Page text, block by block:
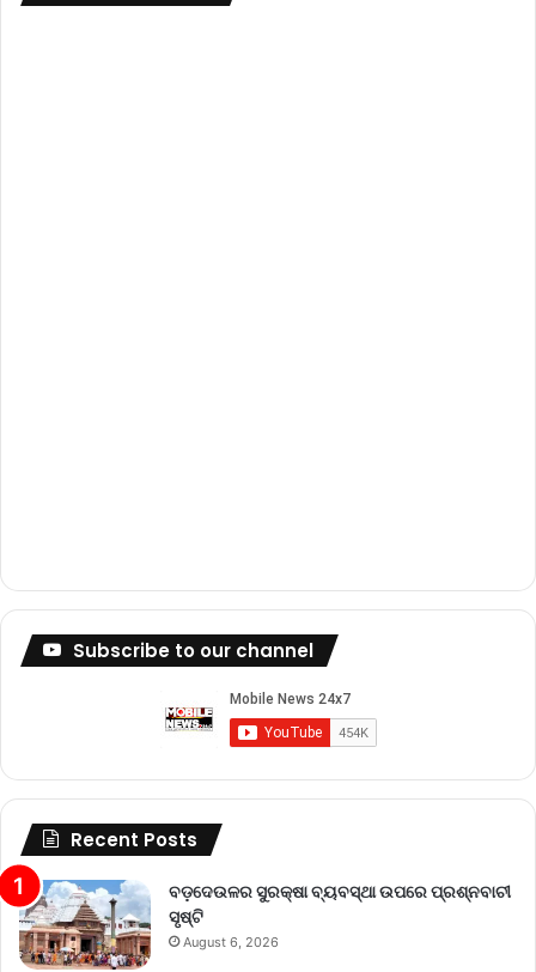
Subscribe to our channel
Recent Posts
ବଡ଼ଦେଉଳର ସୁରକ୍ଷା ବ୍ୟବସ୍ଥା ଉପରେ ପ୍ରଶ୍ନବାଚୀ
ସୃଷ୍ଟି
August 6, 2026